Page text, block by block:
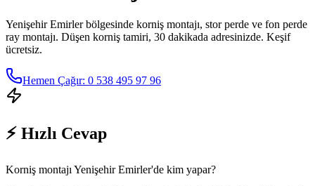
Yenişehir Emirlerbölgesinde korniş montajı, stor perde ve fon perde
ray montajı. Düşen korniş tamiri, 30 dakikada adresinizde. Keşif
ücretsiz.
Hemen Çağır: 0 538 495 97 96
⚡ Hızlı Cevap
Korniş montajı Yenişehir Emirler'de kim yapar?